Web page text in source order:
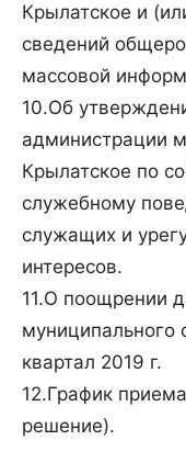
Крылатское и
сведений
массовой
10.Об
администрации
Крылатское по
служебному
служащих и
интересов.
11.О поощрении
муниципального
квартал 2019 г.
12.График
решение).